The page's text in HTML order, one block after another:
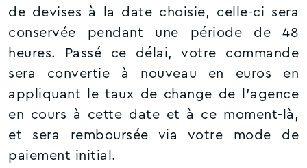
de devises à la date choisie, celle-ci sera
conservée pendant une période de 48
heures. Passé ce délai, votre commande
sera convertie à nouveau en euros en
appliquant le taux de change de l’agence
en cours à cette date et à ce moment-là,
et sera remboursée via votre mode de
paiement initial.